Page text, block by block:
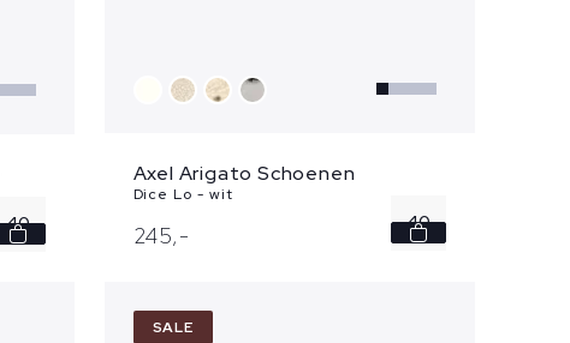
40
Axel Arigato Schoenen
Dice Lo - wit
245,- 40
SALE